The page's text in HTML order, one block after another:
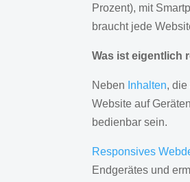
Prozent), mit
braucht jede
Was ist eigentlich
Neben Inhalten,
Website auf
bedienbar sein.
Responsives
Endgerätes und